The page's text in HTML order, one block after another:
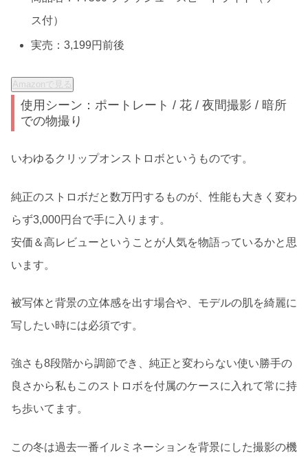
ス付）
実売：3,199円前後
Amazonで見る
使用シーン：ポートレート / 花 / 夜間撮影 / 暗所
での物撮り
いわゆるクリップオンストロボというものです。
純正のストロボだと数万円するものが、性能も大きく変わ
らず3,000円台で手に入ります。
安価＆高レビューということが人気を物語っているかと思
います。
被写体と背景の立体感を出す場合や、モデルの肌を綺麗に
写したい時には必須です。
強さも8段階から調節でき、純正と変わらない使い勝手の
良さから私もこのストロボを付属のケースに入れて常に持
ち歩いてます。
この冬は過去一番イルミネーションを背景にした撮影の機